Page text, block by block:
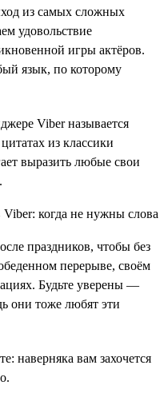
из самых сложных
удовольствие
игры актёров.
язык, по которому
Viber называется
из классики
выразить любые свои
праздников, чтобы без
перерыве, своём
Будьте уверены —
они тоже любят эти
наверняка вам захочется